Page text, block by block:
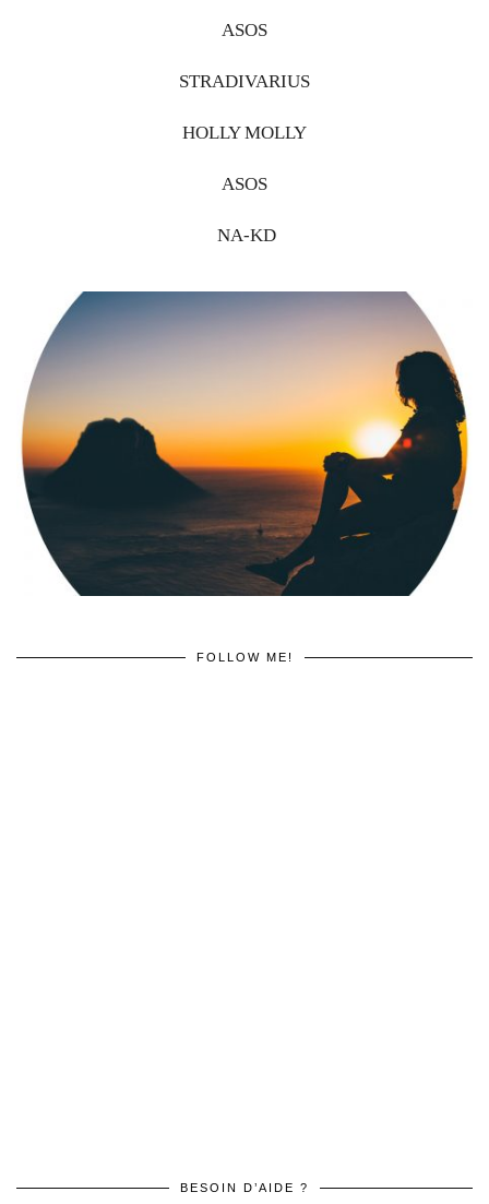
ASOS
STRADIVARIUS
HOLLY MOLLY
ASOS
NA-KD
FOLLOW ME!
BESOIN D’AIDE ?